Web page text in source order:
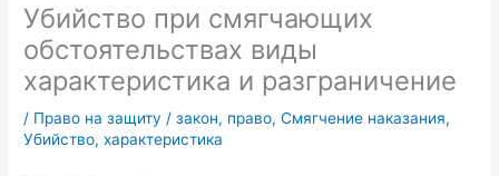
Убийство при смягчающих
обстоятельствах виды
характеристика и разграничение
/ Право на защиту /закон, право,Смягчение наказания,
Убийство,характеристика